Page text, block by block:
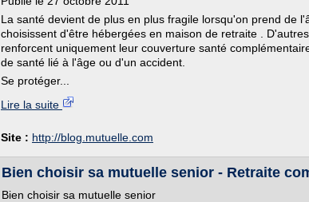
La santé devient de plus en plus fragile lorsqu'on prend de
choisissent d'être hébergées en maison de retraite .
renforcent uniquement leur couverture santé
de santé lié à l'âge ou d'un accident.
Se protéger...
Lire la suite
Site : http://blog.mutuelle.com
Bien choisir sa mutuelle senior - Retraite
Bien choisir sa mutuelle senior